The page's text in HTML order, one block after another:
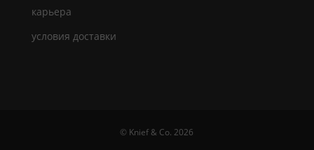
карьера
условия доставки